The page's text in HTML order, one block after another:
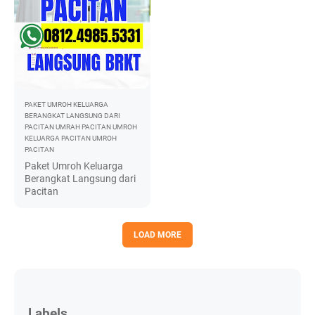
PAKET UMROH KELUARGA
BERANGKAT LANGSUNG DARI
PACITANUMRAH PACITANUMROH
KELUARGA PACITANUMROH
PACITAN
Paket Umroh Keluarga
Berangkat Langsung dari
Pacitan
LOAD MORE